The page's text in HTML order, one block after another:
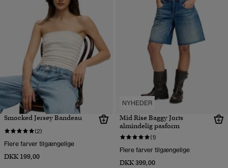
Smocked Jersey Bandeau
(2)
Flere farver tilgængelige
DKK 199,00
NYHEDER
Mid Rise Baggy Jorts
almindelig pasform
(1)
Flere farver tilgængelige
DKK 399,00